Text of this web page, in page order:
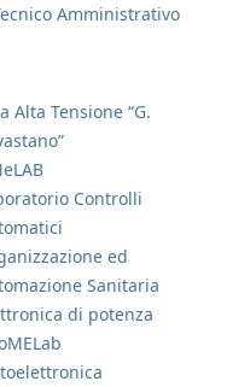
Amministrativo
Alta Tensione “G.
Controlli
ed
Sanitaria
di potenza